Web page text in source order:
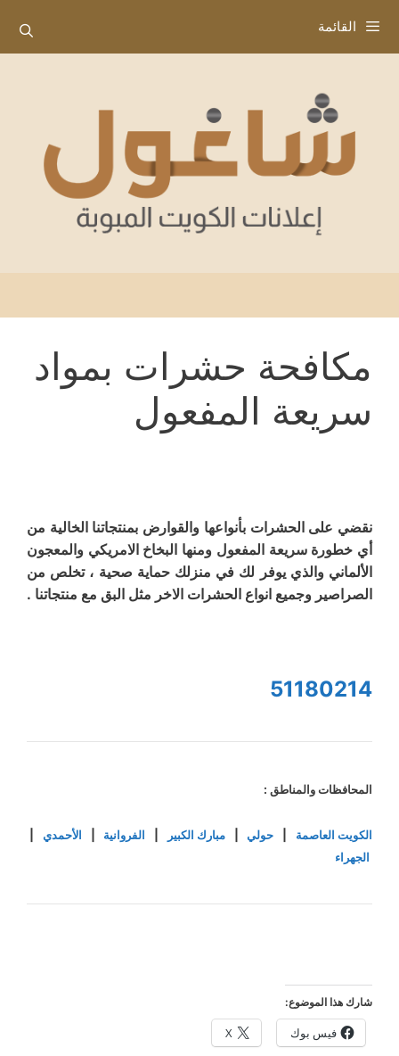
إلى
المحتوى
القائمة
مكافحة حشرات بمواد
سريعة المفعول
نقضي على الحشرات بأنواعها والقوارض بمنتجاتنا الخالية من
أي خطورة سريعة المفعول ومنها البخاخ الامريكي والمعجون
الألماني والذي يوفر لك في منزلك حماية صحية ، تخلص من
الصراصير وجميع انواع الحشرات الاخر مثل البق مع منتجاتنا .
51180214
المحافظات والمناطق :
الكويت العاصمة حولي|مبارك الكبير الفروانية الأحمدي
الجهراء
شارك هذا الموضوع:
فيس بوك X